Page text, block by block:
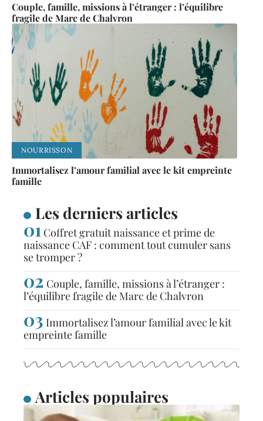
Couple, famille, missions à l’étranger : l’équilibre
fragile de Marc de Chalvron
NOURRISSON
Immortalisez l’amour familial avec le kit empreinte
famille
Les derniers articles
Coffret gratuit naissance et prime de
naissance CAF : comment tout cumuler sans
se tromper ?
Couple, famille, missions à l’étranger :
l’équilibre fragile de Marc de Chalvron
Immortalisez l’amour familial avec le kit
empreinte famille
Articles populaires